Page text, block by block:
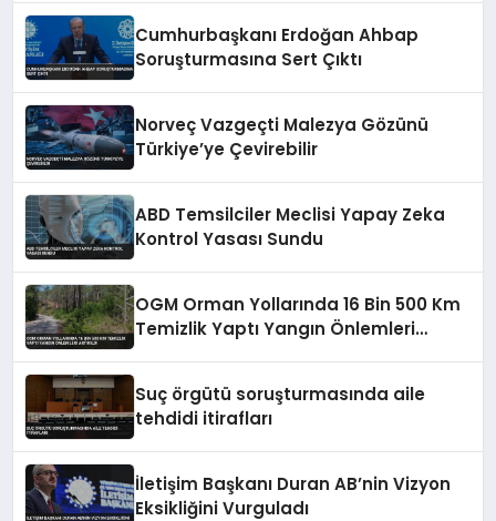
Cumhurbaşkanı Erdoğan Ahbap
Soruşturmasına Sert Çıktı
Norveç Vazgeçti Malezya Gözünü
Türkiye’ye Çevirebilir
ABD Temsilciler Meclisi Yapay Zeka
Kontrol Yasası Sundu
OGM Orman Yollarında 16 Bin 500 Km
Temizlik Yaptı Yangın Önlemleri
Suç örgütü soruşturmasında aile
tehdidi itirafları
İletişim Başkanı Duran AB’nin Vizyon
Eksikliğini Vurguladı